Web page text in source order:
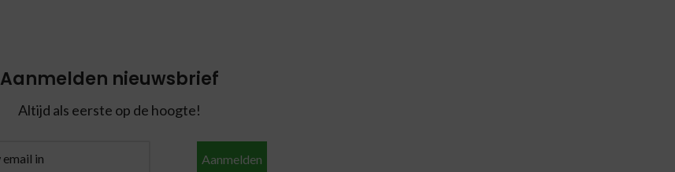
Aanmelden nieuwsbrief
Altijd als eerste op de hoogte!
Aanmelden